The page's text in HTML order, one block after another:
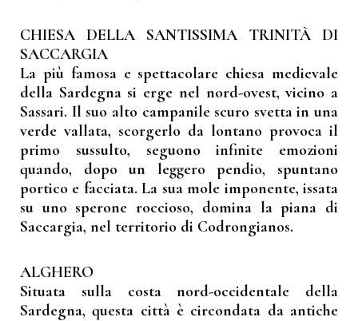
CHIESA DELLA SANTISSIMA TRINITÀ DI
SACCARGIA
La più famosa e spettacolare chiesa medievale
della Sardegna si erge nel nord-ovest, vicino a
Sassari. Il suo alto campanile scuro svetta in una
verde vallata, scorgerlo da lontano provoca il
primo sussulto, seguono infinite emozioni
quando, dopo un leggero pendio, spuntano
portico e facciata. La sua mole imponente, issata
su uno sperone roccioso, domina la piana di
Saccargia, nel territorio di Codrongianos.
ALGHERO
Situata sulla costa nord-occidentale della
Sardegna, questa città è circondata da antiche